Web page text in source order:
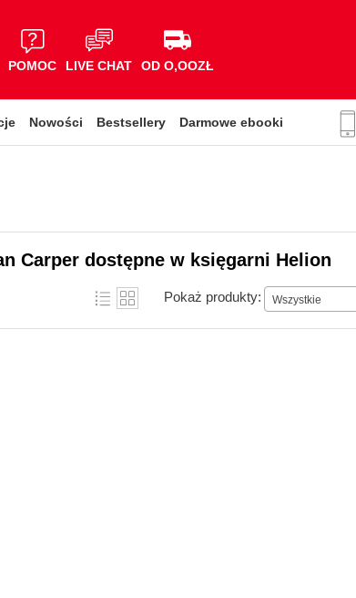
POMOC LIVE CHAT OD O,OOZŁ
Nowości Bestsellery Darmowe ebooki
Carper dostępne w księgarni Helion
Pokaż produkty: Wszystkie